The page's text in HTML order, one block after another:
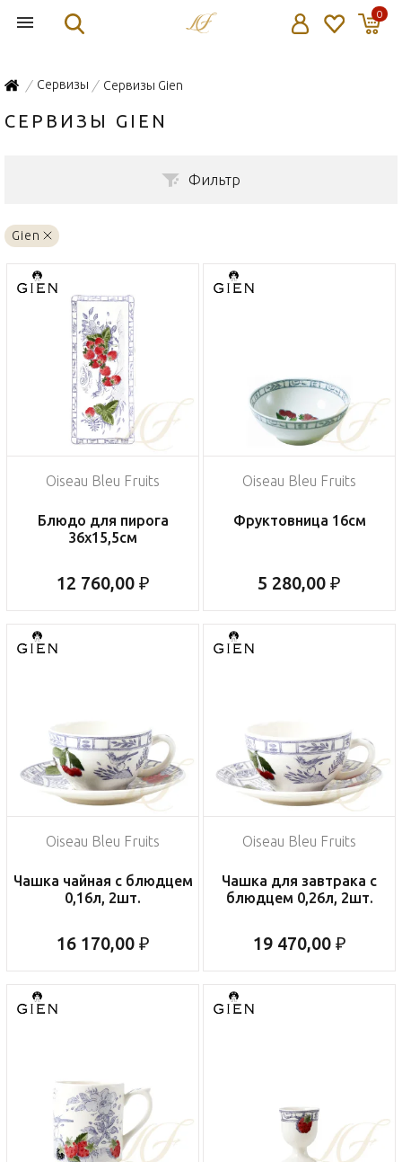
0
/ Сервизы / Сервизы Gien
СЕРВИЗЫ GIEN
Фильтр
Gien
Oiseau Bleu Fruits
Блюдо для пирога
36х15,5см
12 760,00 ₽
Oiseau Bleu Fruits
Фруктовница 16см
5 280,00 ₽
Oiseau Bleu Fruits
Чашка чайная с блюдцем
0,16л, 2шт.
16 170,00 ₽
Oiseau Bleu Fruits
Чашка для завтрака с
блюдцем 0,26л, 2шт.
19 470,00 ₽